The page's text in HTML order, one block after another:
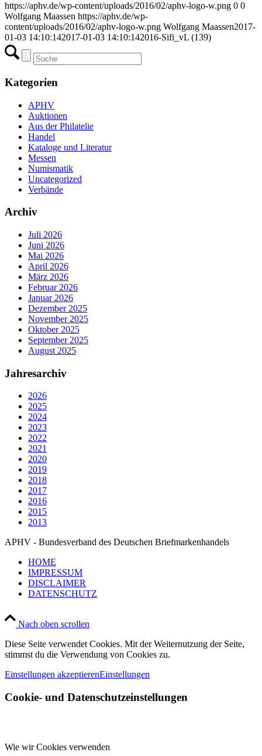
https://aphv.de/wp-content/uploads/2016/02/aphv-logo-w.png 0 0
Wolfgang Maassen https://aphv.de/wp-
content/uploads/2016/02/aphv-logo-w.png Wolfgang Maassen2017-
01-03 14:10:142017-01-03 14:10:142016-Sifi_vL (139)
Kategorien
APHV
Auktionen
Aus der Philatelie
Handel
Kataloge und Literatur
Messen
Numismatik
Uncategorized
Verbände
Archiv
Juli 2026
Juni 2026
Mai 2026
April 2026
März 2026
Februar 2026
Januar 2026
Dezember 2025
November 2025
Oktober 2025
September 2025
August 2025
Jahresarchiv
2026
2025
2024
2023
2022
2021
2020
2019
2018
2017
2016
2015
2013
APHV - Bundesverband des Deutschen Briefmarkenhandels
HOME
IMPRESSUM
DISCLAIMER
DATENSCHUTZ
Nach oben scrollen
Diese Seite verwendet Cookies. Mit der Weiternutzung der Seite,
stimmst du die Verwendung von Cookies zu.
Einstellungen akzeptierenEinstellungen
Cookie- und Datenschutzeinstellungen
Wie wir Cookies verwenden